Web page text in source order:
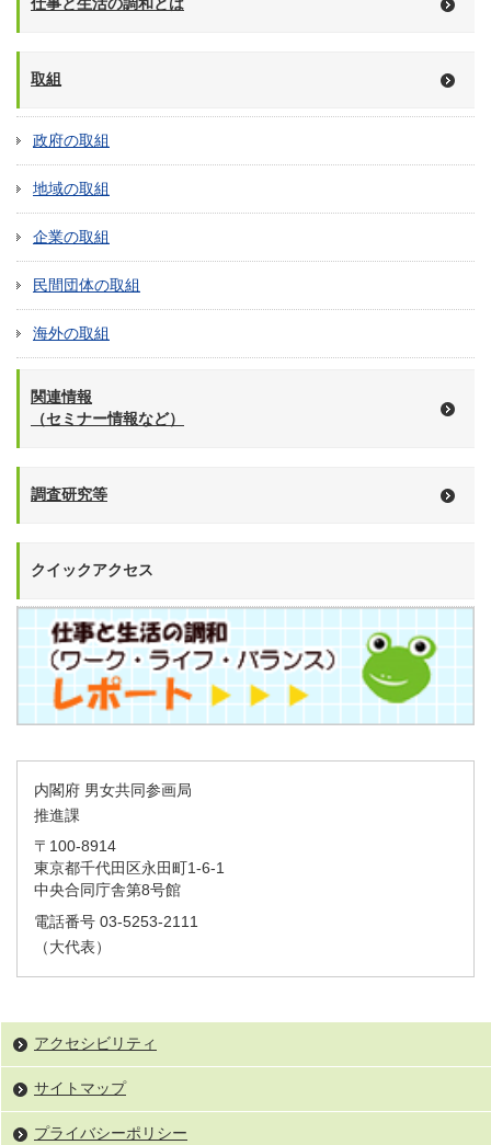
仕事と生活の調和とは
取組
政府の取組
地域の取組
企業の取組
民間団体の取組
海外の取組
関連情報
（セミナー情報など）
調査研究等
クイックアクセス
内閣府 男女共同参画局
推進課
〒100-8914
東京都千代田区永田町1-6-1
中央合同庁舎第8号館
電話番号 03-5253-2111
（大代表）
アクセシビリティ
サイトマップ
プライバシーポリシー